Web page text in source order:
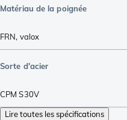
Matériau de la poignée
FRN, valox
Sorte d'acier
CPM S30V
Lire toutes les spécifications